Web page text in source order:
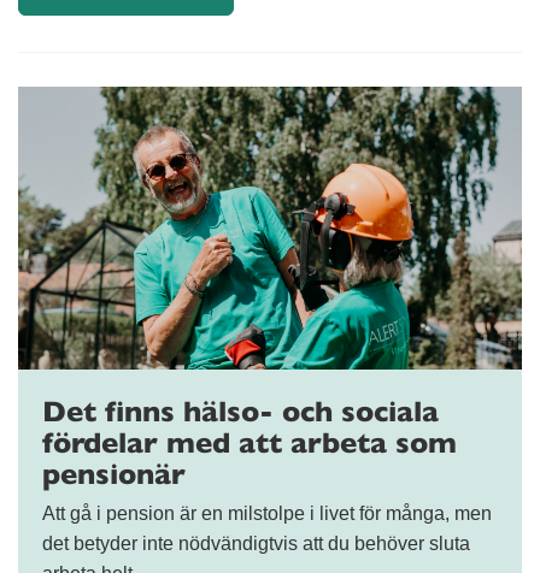
Det finns hälso- och sociala
fördelar med att arbeta som
pensionär
Att gå i pension är en milstolpe i livet för många, men
det betyder inte nödvändigtvis att du behöver sluta